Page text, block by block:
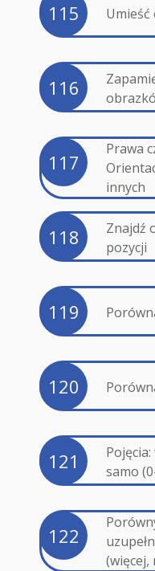
115 Umieść
116
117
Prawa
innych
118
Znajdź
pozycji
119
120
121
samo
122
(więcej,